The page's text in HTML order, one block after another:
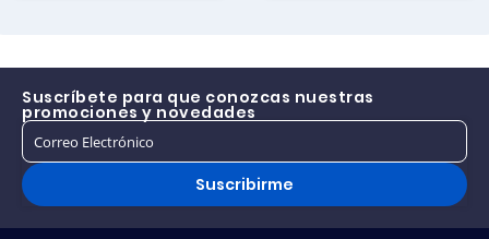
Suscríbete para que conozcas nuestras
promociones y novedades
Suscribirme